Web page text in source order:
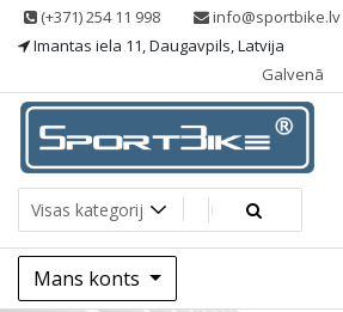
Skip (+371) 254 11 998
info@sportbike.lv
Imantas iela 11, Daugavpils, Latvija
Galvenā
Sportbike
Sporting goods
Mans konts